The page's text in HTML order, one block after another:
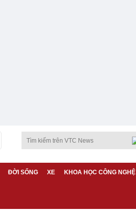
ĐỜI SỐNG XE KHOA HỌC CÔNG NGHỆ